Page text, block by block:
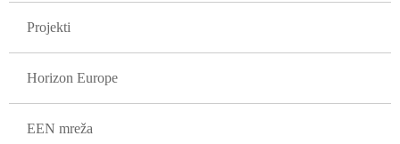
Projekti
Horizon Europe
EEN mreža